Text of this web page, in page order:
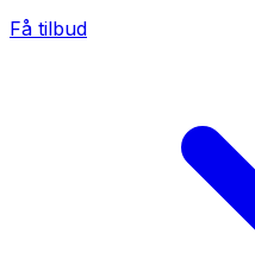
Få tilbud